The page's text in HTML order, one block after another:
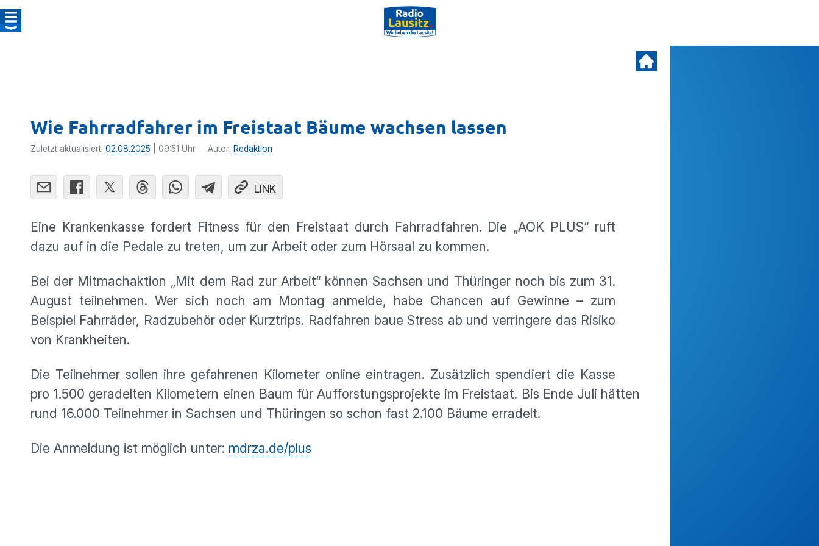
Wie Fahrradfahrer im Freistaat Bäume wachsen lassen
Zuletzt aktualisiert: 02.08.2025 | 09:51 Uhr Autor: Redaktion
LINK
Eine Krankenkasse fordert Fitness für den Freistaat durch Fahrradfahren. Die „AOK PLUS“ ruft
dazu auf in die Pedale zu treten, um zur Arbeit oder zum Hörsaal zu kommen.
Bei der Mitmachaktion „Mit dem Rad zur Arbeit“ können Sachsen und Thüringer noch bis zum 31.
August teilnehmen. Wer sich noch am Montag anmelde, habe Chancen auf Gewinne – zum
Beispiel Fahrräder, Radzubehör oder Kurztrips. Radfahren baue Stress ab und verringere das Risiko
von Krankheiten.
Die Teilnehmer sollen ihre gefahrenen Kilometer online eintragen. Zusätzlich spendiert die Kasse
pro 1.500 geradelten Kilometern einen Baum für Aufforstungsprojekte im Freistaat. Bis Ende Juli hätten
rund 16.000 Teilnehmer in Sachsen und Thüringen so schon fast 2.100 Bäume erradelt.
Die Anmeldung ist möglich unter: mdrza.de/plus